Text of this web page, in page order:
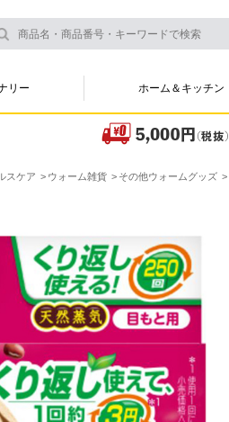
リー ホーム＆キッチン
スケア ウォーム雑貨 その他ウォームグッズ